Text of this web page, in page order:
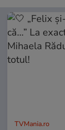
TVMania.ro